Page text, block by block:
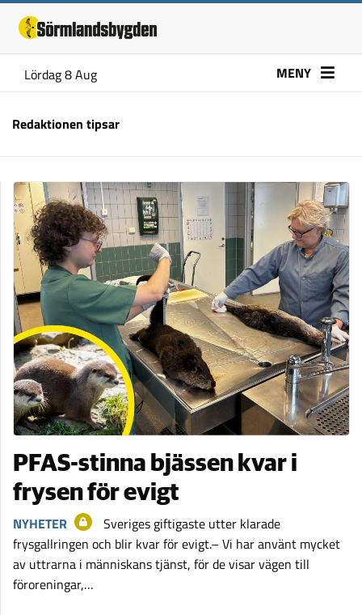
Lördag 8 Aug MENY
Redaktionen tipsar
PFAS-stinna bjässen kvar i
frysen för evigt
NYHETER
Sveriges giftigaste utter klarade
frysgallringen och blir kvar för evigt.– Vi har använt mycket
av uttrarna i människans tjänst, för de visar vägen till
föroreningar,…